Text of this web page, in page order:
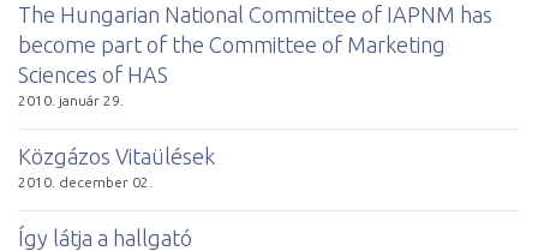
The Hungarian National Committee of IAPNM has
become part of the Committee of Marketing
Sciences of HAS
2010. január 29.
Közgázos Vitaülések
2010. december 02.
Így látja a hallgató